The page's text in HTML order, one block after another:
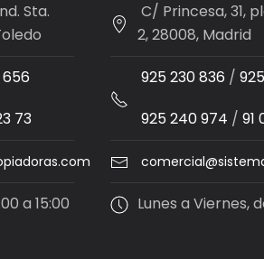
Sta.
73
a 15:00
C/ Princesa, 31,
2, 28008, Madrid
925 230 836 /
925 240 974 / 91
Lunes a Viernes,